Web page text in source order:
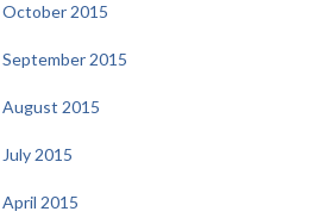
October 2015
September 2015
August 2015
July 2015
April 2015